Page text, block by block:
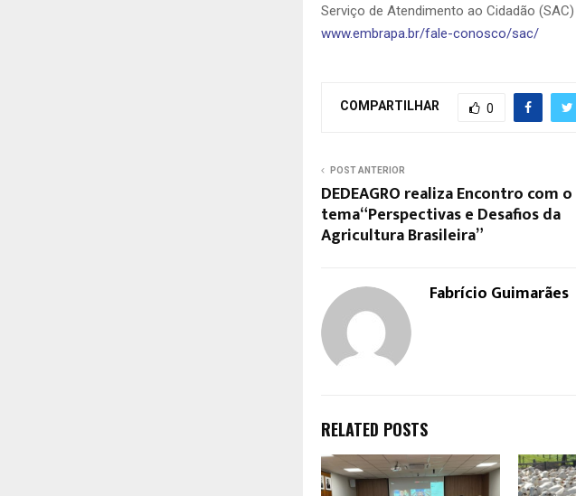
Serviço de Atendimento ao Cidadão (SAC)
www.embrapa.br/fale-conosco/sac/
COMPARTILHAR 0
POST ANTERIOR
DEDEAGRO realiza Encontro com o
tema“Perspectivas e Desafios da
Agricultura Brasileira”
Fabrício Guimarães
RELATED POSTS